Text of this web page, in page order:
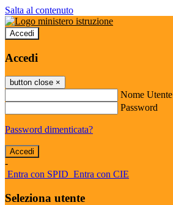
Salta al contenuto
Accedi
Accedi
button close ×
Nome Utente
Password
Password dimenticata?
-
Entra con SPID Entra con CIE
Seleziona utente